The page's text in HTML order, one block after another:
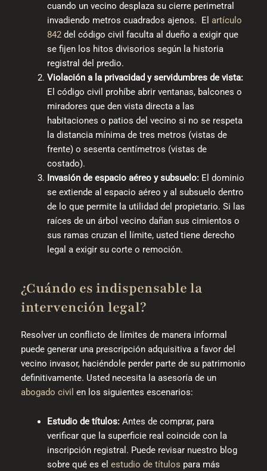
cuando un vecino desplaza su cierre perimetral
invadiendo metros cuadrados ajenos. El artículo
842 del código civil faculta al dueño a exigir que
se fijen los hitos divisorios según la historia
registral del predio.
Violación a la privacidad y servidumbres de vista:
El código civil prohíbe abrir ventanas, balcones o
miradores que den vista directa a las
habitaciones o patios del vecino si no se respeta
la distancia mínima de tres metros (vistas de
frente) o sesenta centímetros (vistas de
costado).
Invasión de espacio aéreo y subsuelo:El dominio
se extiende al espacio aéreo y al subsuelo dentro
de lo que permite la utilidad del propietario. Si las
raíces de un árbol vecino dañan sus cimientos o
sus ramas cruzan el límite, usted tiene derecho
legal a exigir su corte o remoción.
¿Cuándo es indispensable la
intervención legal?
Resolver un conflicto de límites de manera informal
puede generar una prescripción adquisitiva a favor del
vecino invasor, haciéndole perder parte de su patrimonio
definitivamente. Usted necesita la asesoría de un
abogado civil en los siguientes escenarios:
Estudio de títulos:Antes de comprar, para
verificar que la superficie real coincide con la
inscripción registral. Puede revisar nuestro blog
sobre qué es el estudio de títulos para más